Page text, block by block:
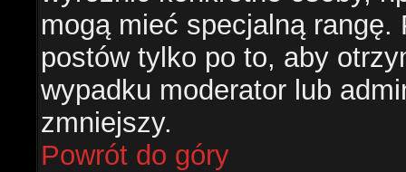
mogą mieć specjalną
postów tylko po to, aby
wypadku moderator lub
zmniejszy.
Powrót do góry